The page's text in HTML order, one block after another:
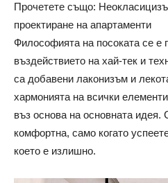
Прочетете също:
проектиране на апартаменти
Философията на посоката се е
въздействието на хай-тек и
са добавени лаконизъм и
хармонията на всички
въз основа на основната идея.
комфортна, само когато
което е излишно.